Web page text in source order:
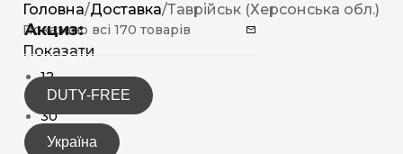
Акциз:
DUTY-FREE
Україна
Головна/Доставка/Таврійськ (Херсонська обл.)
Показано всі 170 товарів
Показати
12
15
30